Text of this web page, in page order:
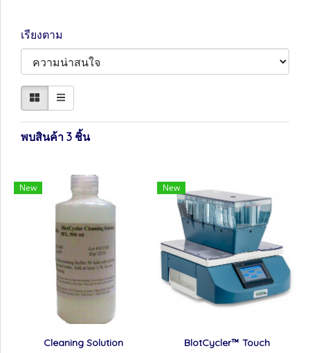
เรียงตาม
พบสินค้า 3 ชิ้น
New
Cleaning Solution
New
BlotCycler™ Touch